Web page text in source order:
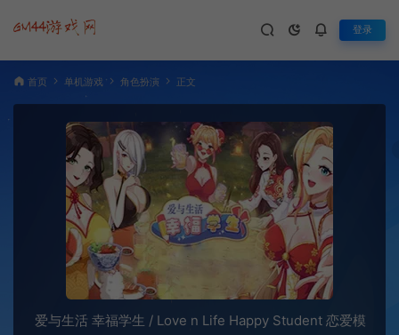
登录
首页 单机游戏 角色扮演 正文
爱与生活 幸福学生 / Love n Life Happy Student 恋爱模